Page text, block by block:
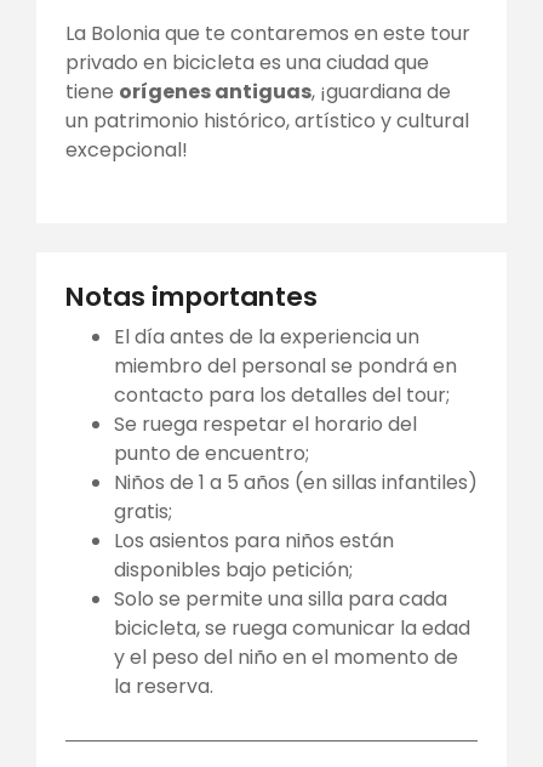
La Bolonia que te contaremos en este tour
privado en bicicleta es una ciudad que
tiene orígenes antiguas, ¡guardiana de
un patrimonio histórico, artístico y cultural
excepcional!
Notas importantes
El día antes de la experiencia un
miembro del personal se pondrá en
contacto para los detalles del tour;
Se ruega respetar el horario del
punto de encuentro;
Niños de 1 a 5 años (en sillas infantiles)
gratis;
Los asientos para niños están
disponibles bajo petición;
Solo se permite una silla para cada
bicicleta, se ruega comunicar la edad
y el peso del niño en el momento de
la reserva.